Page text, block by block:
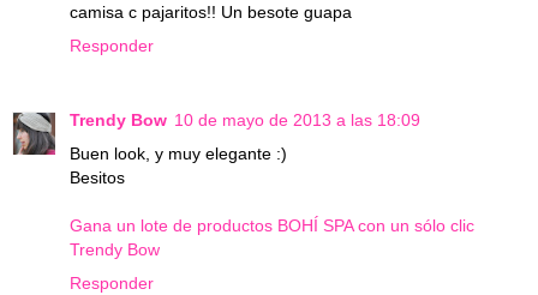
camisa c pajaritos!! Un besote guapa
Responder
Trendy Bow 10 de mayo de 2013 a las 18:09
Buen look, y muy elegante :)
Besitos
Gana un lote de productos BOHÍ SPA con un sólo clic
Trendy Bow
Responder